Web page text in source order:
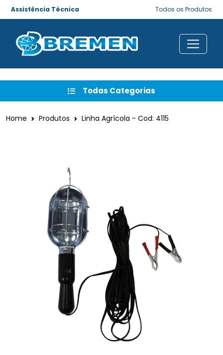
Assistência Técnica Todos os Produtos
Todas Categorias
Home Produtos Linha Agrícola - Cod: 4115